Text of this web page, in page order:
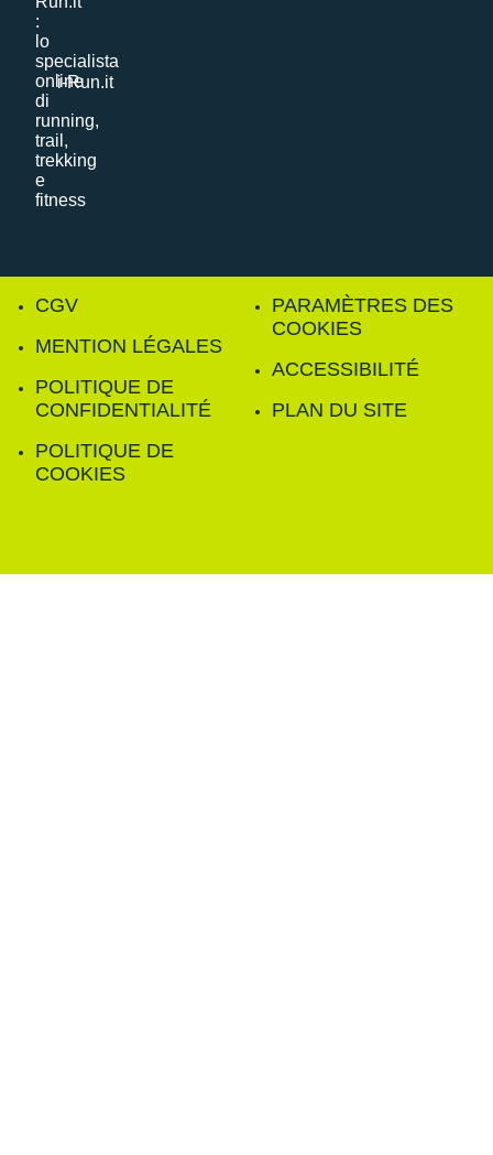
i-Run.it
CGV
MENTION LÉGALES
POLITIQUE DE
CONFIDENTIALITÉ
POLITIQUE DE
COOKIES
PARAMÈTRES DES
COOKIES
ACCESSIBILITÉ
PLAN DU SITE